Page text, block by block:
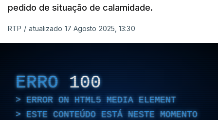
pedido de situação de calamidade.
RTP / atualizado 17 Agosto 2025, 13:30
ERRO 100
ERROR ON HTML5 MEDIA ELEMENT
ESTE CONTEÚDO ESTÁ NESTE MOMENTO